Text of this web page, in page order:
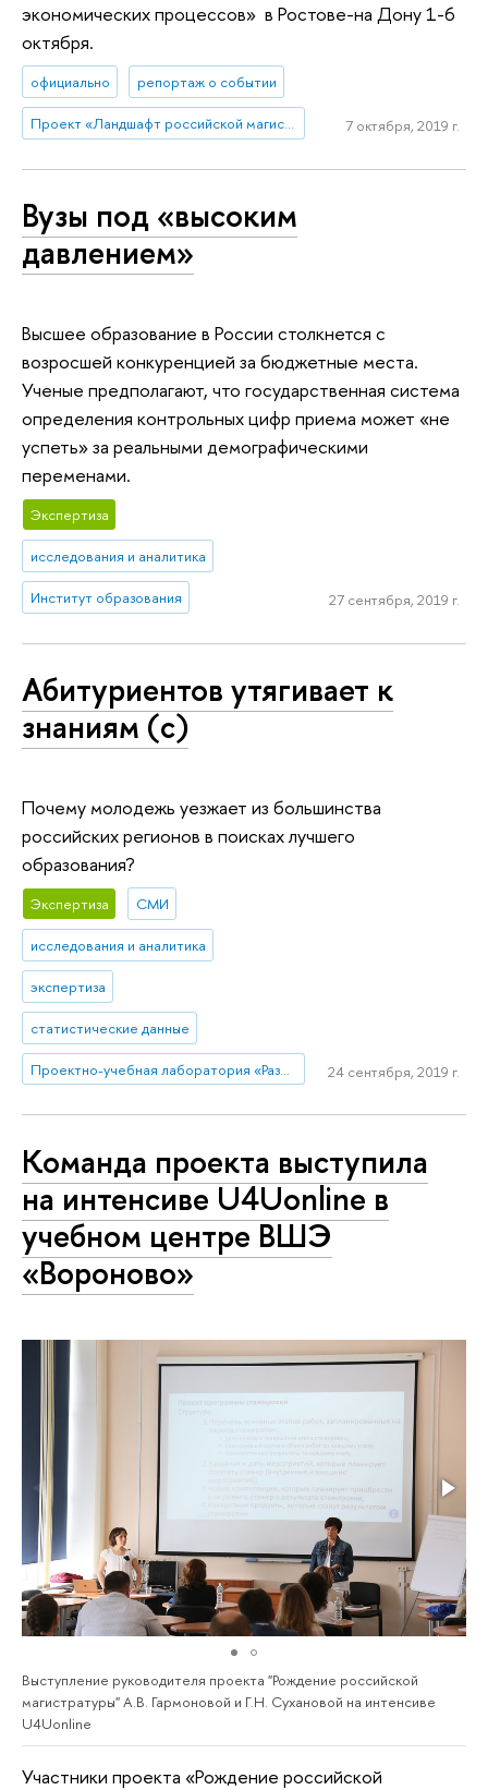
экономических процессов» в Ростове-на Дону 1-6
октября.
официально репортаж о событии
Проект «Ландшафт российской магистратуры» 7 октября, 2019 г.
Вузы под «высоким
давлением»
Высшее образование в России столкнется с
возросшей конкуренцией за бюджетные места.
Ученые предполагают, что государственная система
определения контрольных цифр приема может «не
успеть» за реальными демографическими
переменами.
Экспертиза
исследования и аналитика
Институт образования 27 сентября, 2019 г.
Абитуриентов утягивает к
знаниям (с)
Почему молодежь уезжает из большинства
российских регионов в поисках лучшего
образования?
Экспертиза СМИ
исследования и аналитика
экспертиза
статистические данные
Проектно-учебная лаборатория «Развитие университетов» 24 сентября, 2019 г.
Команда проекта выступила
на интенсиве U4Uonline в
учебном центре ВШЭ
«Вороново»
Выступление руководителя проекта "Рождение российской
магистратуры" А.В. Гармоновой и Г.Н. Сухановой на интенсиве
U4Uonline
Участники проекта «Рождение российской